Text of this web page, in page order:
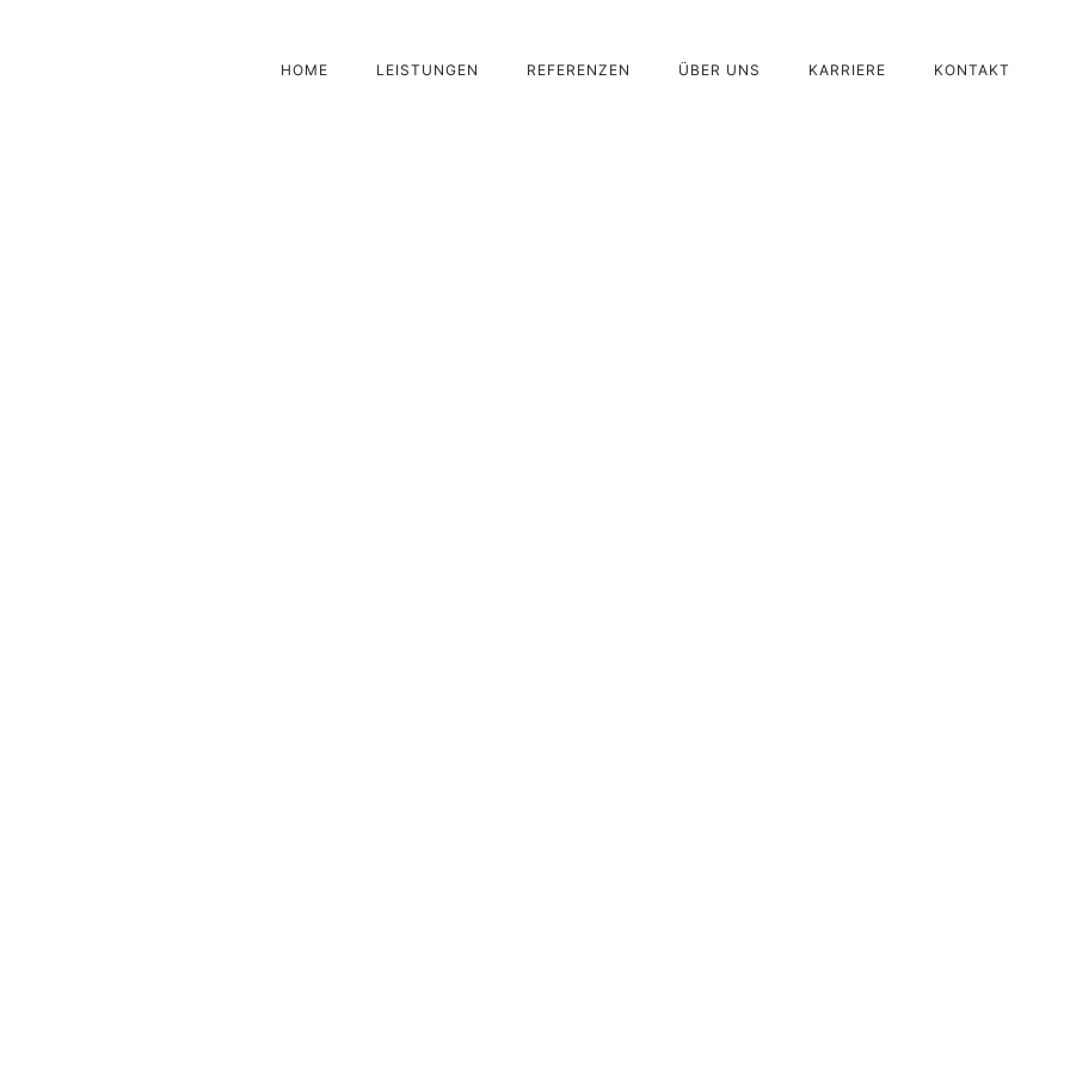
HOME LEISTUNGEN REFERENZEN ÜBER UNS KARRIERE KONTAKT